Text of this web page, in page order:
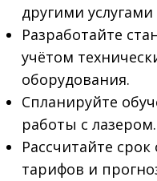
другими услугами
Разработайте
учётом
оборудования.
Спланируйте
работы с лазером.
Рассчитайте
тарифов и